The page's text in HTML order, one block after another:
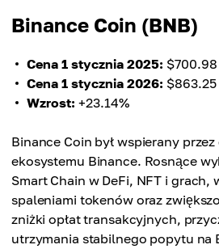
Binance Coin (BNB)
Cena 1 stycznia 2025: $700.98
Cena 1 stycznia 2026: $863.25
Wzrost: +23.14%
Binance Coin był wspierany
ekosystemu Binance. Rosnące
Smart Chain w DeFi, NFT i grach,
spaleniami tokenów oraz
zniżki opłat transakcyjnych,
utrzymania stabilnego popytu na